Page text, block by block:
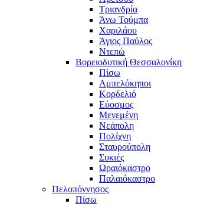
Τριανδρία
Άνω Τούμπα
Χαριλάου
Άγιος Παύλος
Ντεπώ
Βορειοδυτική Θεσσαλονίκη
Πίσω
Αμπελόκηποι
Κορδελιό
Εύοσμος
Μενεμένη
Νεάπολη
Πολίχνη
Σταυρούπολη
Συκιές
Ωραιόκαστρο
Παλαιόκαστρο
Πελοπόννησος
Πίσω